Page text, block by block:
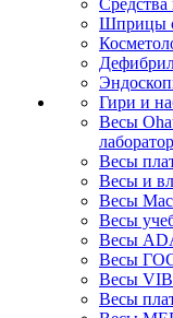
Шприцы
Гири и
Весы
Весы
Весы и
Весы
Весы
Весы
Весы
Весы
Весы